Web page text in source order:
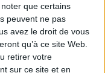
noter que certains
peuvent ne pas
avez le droit de vous
qu’à ce site Web.
retirer votre
sur ce site et en